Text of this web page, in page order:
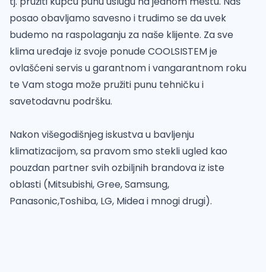
posao obavljamo savesno i trudimo se da uvek
budemo na raspolaganju za naše klijente. Za sve
klima uređaje iz svoje ponude COOLSISTEM je
ovlašćeni servis u garantnom i vangarantnom roku
te Vam stoga može pružiti punu tehničku i
savetodavnu podršku.
Nakon višegodišnjeg iskustva u bavljenju
klimatizacijom, sa pravom smo stekli ugled kao
pouzdan partner svih ozbiljnih brandova iz iste
oblasti (Mitsubishi, Gree, Samsung,
Panasonic,Toshiba, LG, Midea i mnogi drugi).